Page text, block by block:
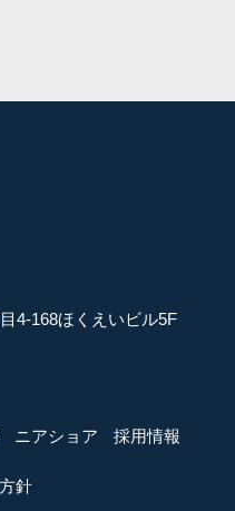
4-168ほくえいビル5F
ニアショア 採用情報
針